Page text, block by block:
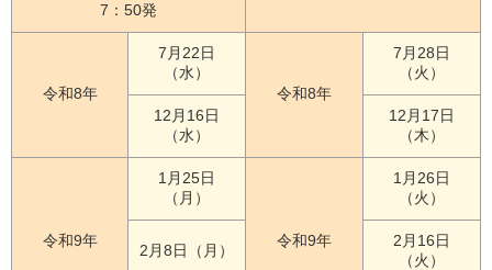
7：50発
令和8年
7月22日
（水）
令和8年
7月28日
（火）
12月16日
（水）
12月17日
（木）
令和9年
1月25日
（月）
令和9年
1月26日
（火）
2月8日（月）
2月16日
（火）